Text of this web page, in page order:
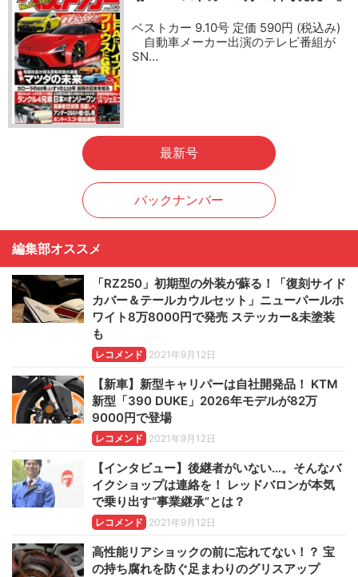
ベストカー 9.10号 定価 590円 (税込み)
自動車メーカー出演のテレビ番組が
SN…
最新号
バックナンバー
編集部オススメ
「RZ250」初期型の外装が蘇る！「復刻サイド
カバー＆テールカウルセット」ニューパールホ
ワイト8万8000円で発売 ステッカー&未塗装
も
レコメンド 2021年9月12日
【新車】新型キャリパーは自社開発品！ KTM
新型「390 DUKE」2026年モデルが82万
9000円で登場
レコメンド 2021年9月12日
【インタビュー】後継者がいない…。そんなバ
イクショップは連絡を！ レッドバロンが本気
で乗り出す“事業継承”とは？
レコメンド 2021年9月12日
高性能リアショックの前に忘れてない！？ 宝
の持ち腐れを防ぐ足まわりのグリスアップ